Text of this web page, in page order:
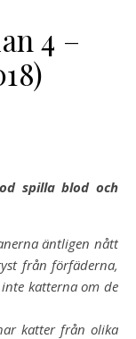
4 –
spilla blod och
äntligen nått
från förfäderna,
katterna om de
katter från olika